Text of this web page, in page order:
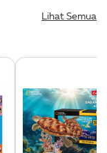
Lihat Semua